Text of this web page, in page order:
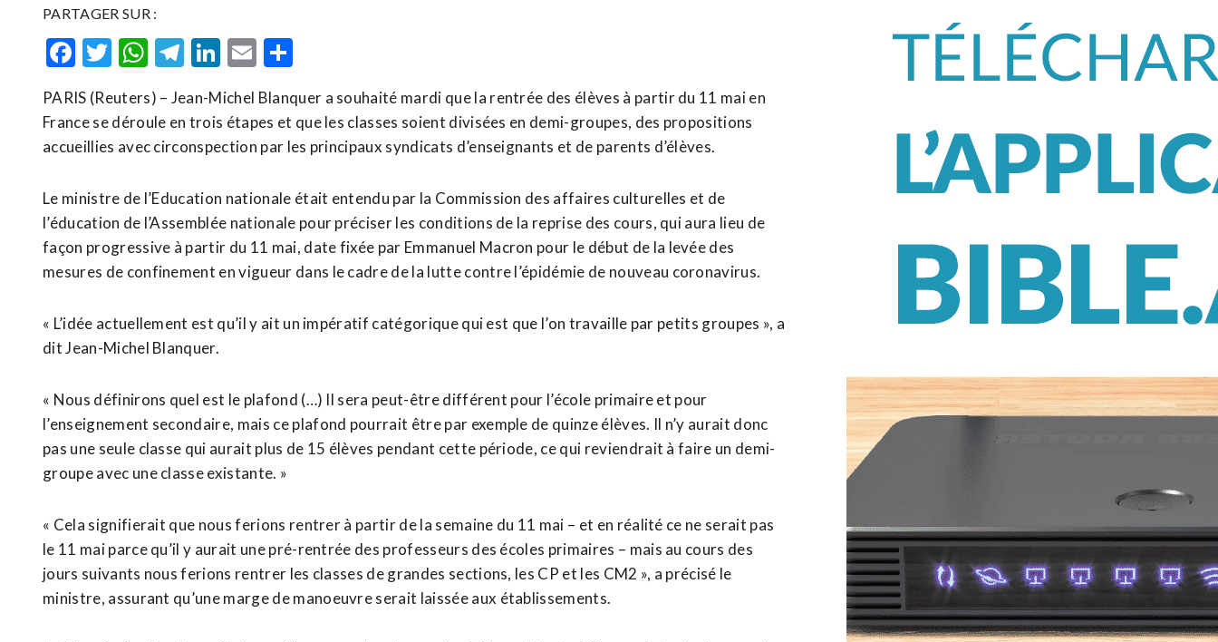
PARTAGER SUR :
Facebook
Twitter
WhatsApp
Telegram
LinkedIn
Email
PARIS (Reuters) – Jean-Michel Blanquer a souhaité mardi que la rentrée des élèves à partir du 11 mai en
France se déroule en trois étapes et que les classes soient divisées en demi-groupes, des propositions
accueillies avec circonspection par les principaux syndicats d’enseignants et de parents d’élèves.
Le ministre de l’Education nationale était entendu par la Commission des affaires culturelles et de
l’éducation de l’Assemblée nationale pour préciser les conditions de la reprise des cours, qui aura lieu de
façon progressive à partir du 11 mai, date fixée par Emmanuel Macron pour le début de la levée des
mesures de confinement en vigueur dans le cadre de la lutte contre l’épidémie de nouveau coronavirus.
« L’idée actuellement est qu’il y ait un impératif catégorique qui est que l’on travaille par petits groupes », a
dit Jean-Michel Blanquer.
« Nous définirons quel est le plafond (…) Il sera peut-être différent pour l’école primaire et pour
l’enseignement secondaire, mais ce plafond pourrait être par exemple de quinze élèves. Il n’y aurait donc
pas une seule classe qui aurait plus de 15 élèves pendant cette période, ce qui reviendrait à faire un demi-
groupe avec une classe existante. »
« Cela signifierait que nous ferions rentrer à partir de la semaine du 11 mai – et en réalité ce ne serait pas
le 11 mai parce qu’il y aurait une pré-rentrée des professeurs des écoles primaires – mais au cours des
jours suivants nous ferions rentrer les classes de grandes sections, les CP et les CM2 », a précisé le
ministre, assurant qu’une marge de manoeuvre serait laissée aux établissements.